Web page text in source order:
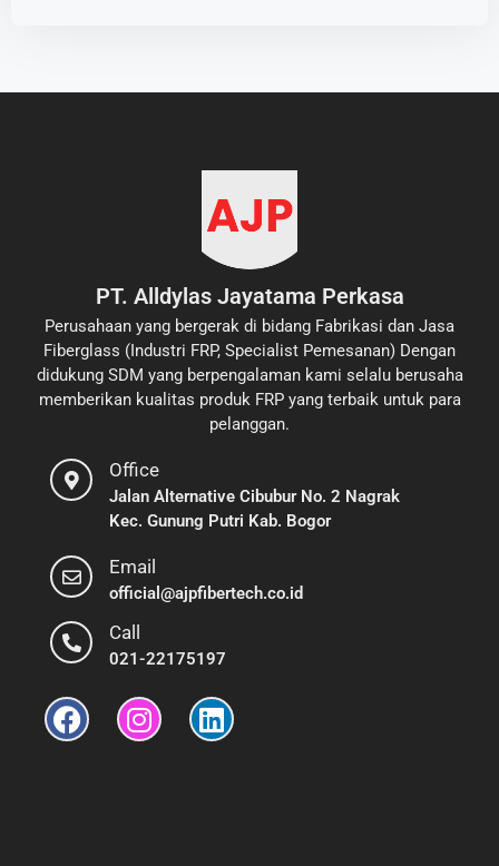
PT. Alldylas Jayatama Perkasa
Perusahaan yang bergerak di bidang Fabrikasi dan Jasa
Fiberglass (Industri FRP, Specialist Pemesanan) Dengan
didukung SDM yang berpengalaman kami selalu berusaha
memberikan kualitas produk FRP yang terbaik untuk para
pelanggan.
Office
Jalan Alternative Cibubur No. 2 Nagrak
Kec. Gunung Putri Kab. Bogor
Email
official@ajpfibertech.co.id
Call
021-22175197